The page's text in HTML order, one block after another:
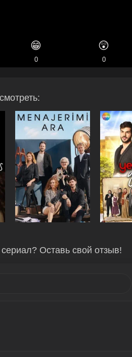
😁
0
😲
0
Оставь свой отзыв!